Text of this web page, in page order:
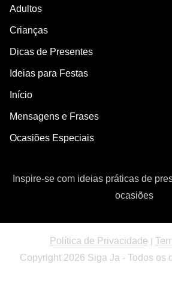
Adultos
Crianças
Dicas de Presentes
Ideias para Festas
Início
Mensagens e Frases
Ocasiões Especiais
Inspire-se com ideias práticas de
ocasiões
Política de Privacidade |
Copyright 2026 Siga Ja - Todos os